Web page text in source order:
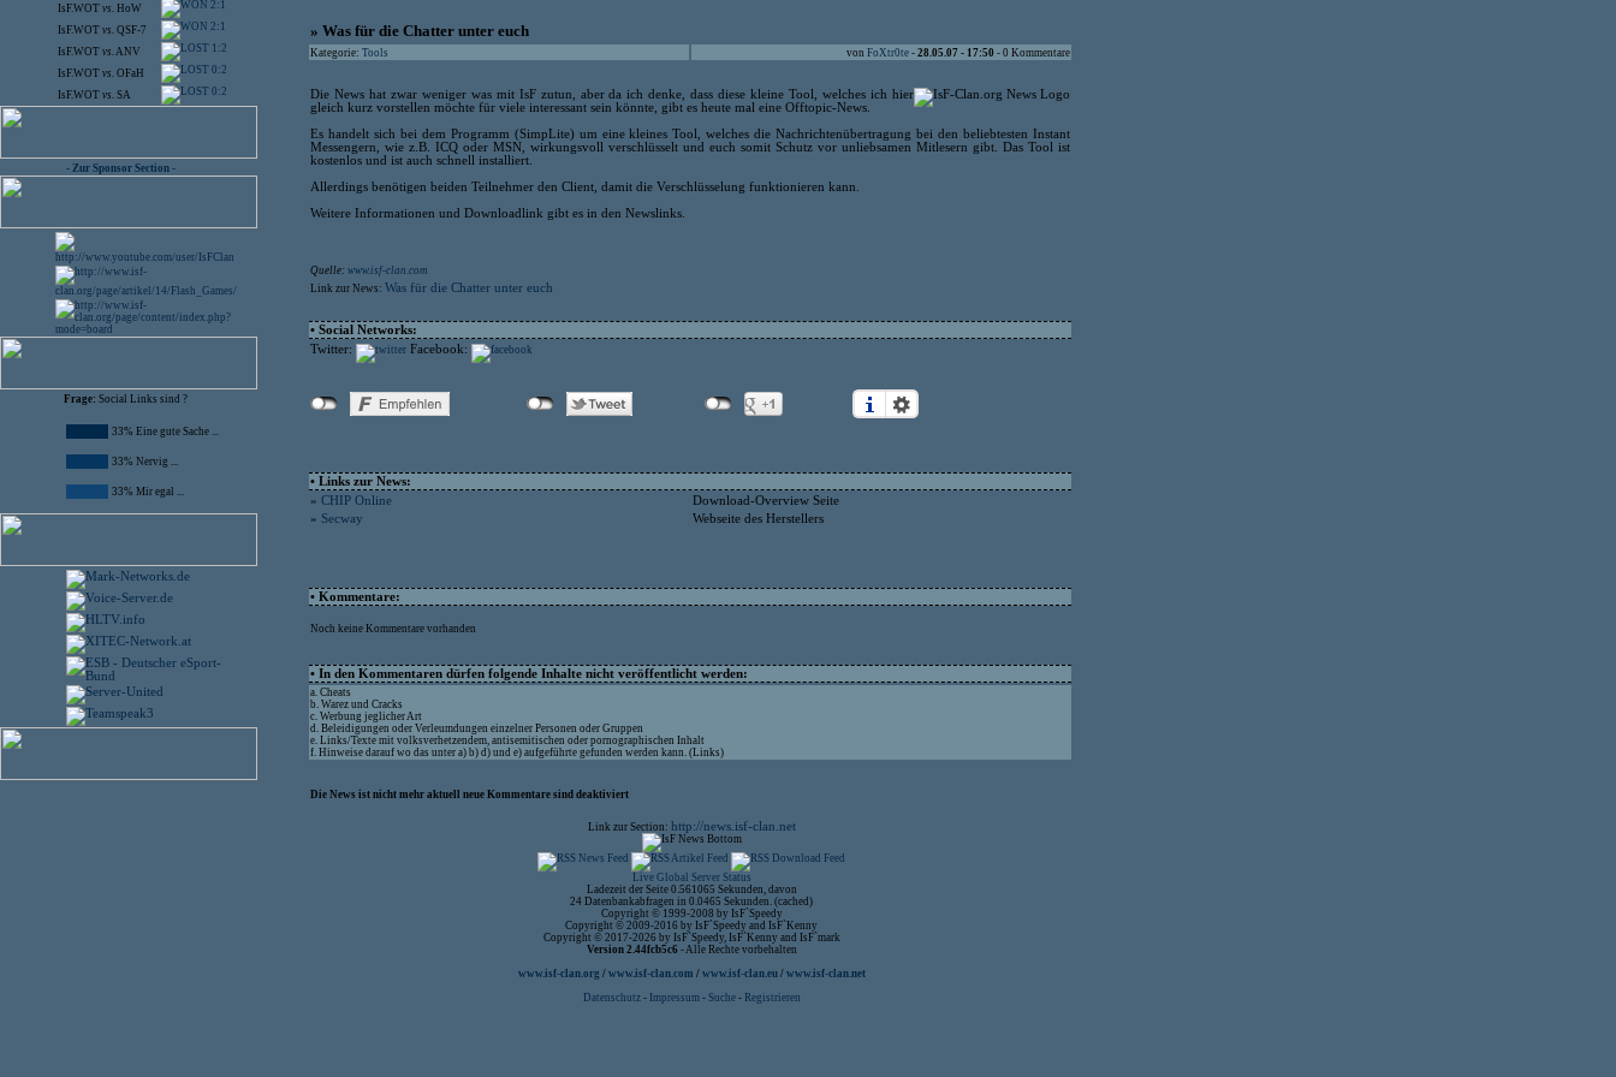
IsF.WOT vs. HoW 2:1
IsF.WOT vs. QSF-7 2:1
IsF.WOT vs.ANV 1:2
IsF.WOT vs. OFaH 0:2
IsF.WOT vs. SA 0:2
- Zur Sponsor Section -
Frage: Social Links sind ?
33% Eine gute Sache ...
33% Nervig ...
33% Mir egal ...
» Was für die Chatter unter euch
Kategorie: Tools von FoXtr0te - 28.05.07 - 17:50 - 0 Kommentare
Die News hat zwar weniger was mit IsF zutun, aber da ich denke, dass diese kleine Tool, welches ich hier
gleich kurz vorstellen möchte für viele interessant sein könnte, gibt es heute mal eine Offtopic-News.
Es handelt sich bei dem Programm (SimpLite) um eine kleines Tool, welches die Nachrichtenübertragung bei den beliebtesten Instant
Messengern, wie z.B. ICQ oder MSN, wirkungsvoll verschlüsselt und euch somit Schutz vor unliebsamen Mitlesern gibt. Das Tool ist
kostenlos und ist auch schnell installiert.
Allerdings benötigen beiden Teilnehmer den Client, damit die Verschlüsselung funktionieren kann.
Weitere Informationen und Downloadlink gibt es in den Newslinks.
Quelle: www.isf-clan.com
Link zur News: Was für die Chatter unter euch
• Social Networks:
Twitter:
Facebook:
• Links zur News:
» CHIP Online
Download-Overview Seite
» Secway Webseite des Herstellers
• Kommentare:
Noch keine Kommentare vorhanden
• In den Kommentaren dürfen folgende Inhalte nicht veröffentlicht werden:
a. Cheats
b. Warez und Cracks
c. Werbung jeglicher Art
d. Beleidigungen oder Verleumdungen einzelner Personen oder Gruppen
e. Links/Texte mit volksverhetzendem, antisemitischen oder pornographischen Inhalt
f. Hinweise darauf wo das unter a) b) d) und e) aufgeführte gefunden werden kann. (Links)
Die News ist nicht mehr aktuell neue Kommentare sind deaktiviert
Link zur Section: http://news.isf-clan.net
Live Global Server Status
Ladezeit der Seite 0.561065 Sekunden, davon
24 Datenbankabfragen in 0.0465 Sekunden. (cached)
Copyright © 1999-2008 by IsF`Speedy
Copyright © 2009-2016 by IsF`Speedy and IsF`Kenny
Copyright © 2017-2026 by IsF`Speedy, IsF`Kenny and IsF`mark
Version 2.44fcb5c6 - Alle Rechte vorbehalten
www.isf-clan.org / www.isf-clan.com / www.isf-clan.eu/ www.isf-clan.net
Datenschutz - Impressum- Suche- Registrieren